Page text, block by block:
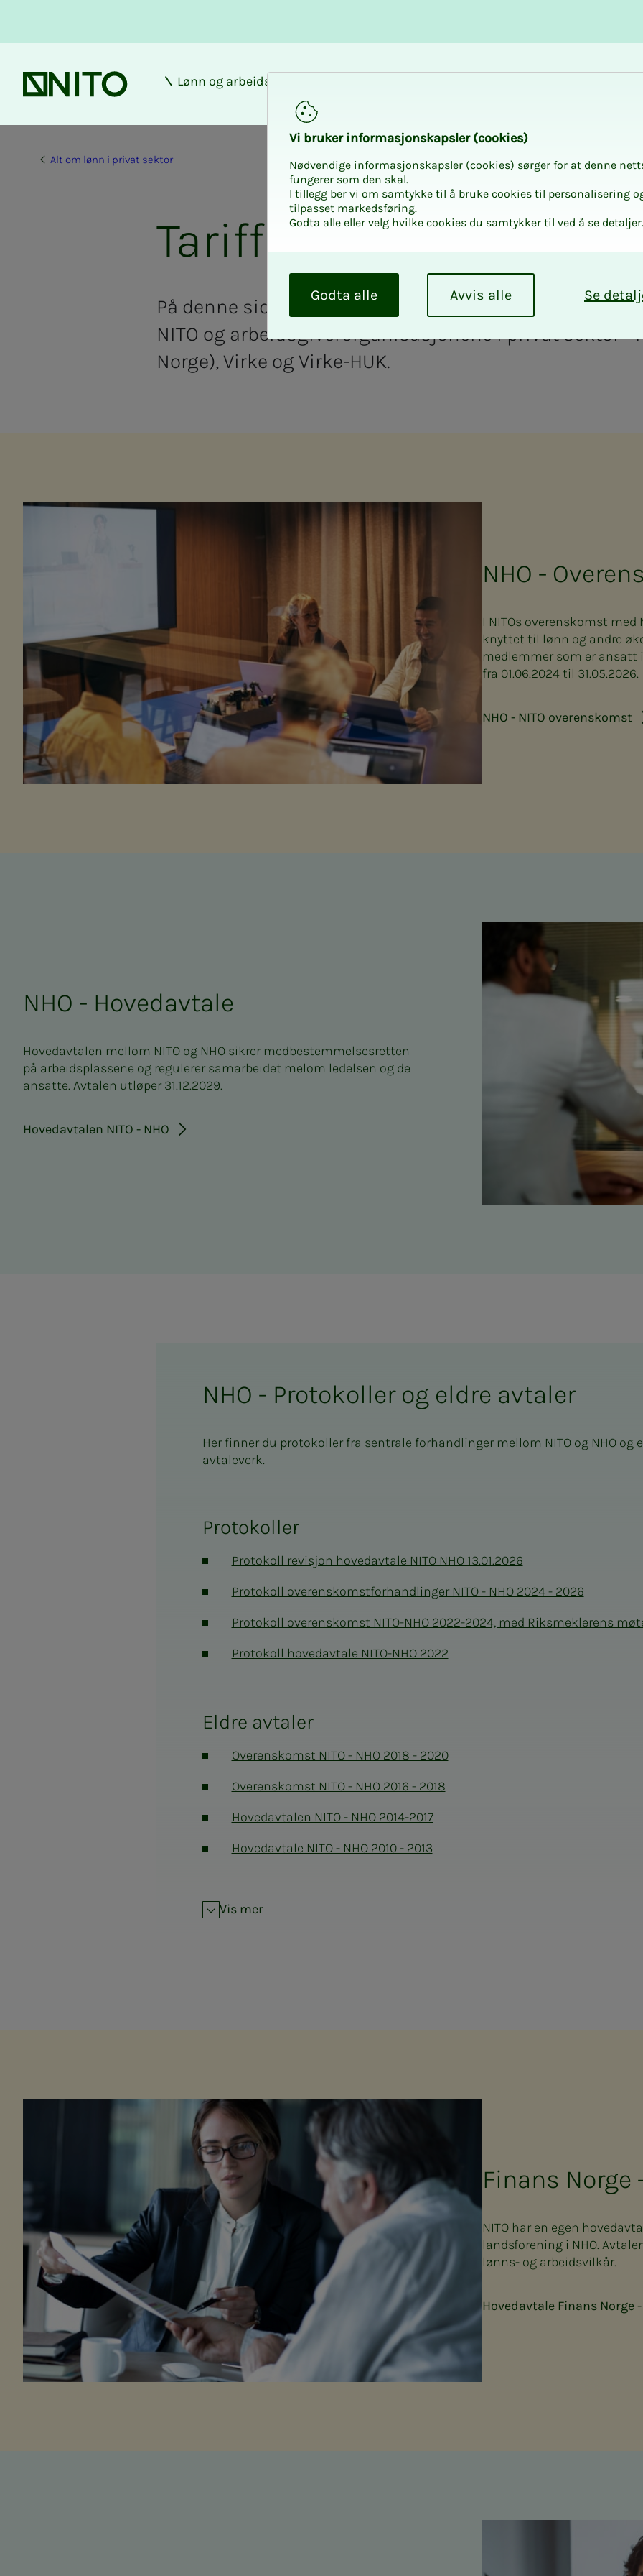
Forsiden
Lønn og arbeidsforhold
Alt om lønn i privat sektor
Tariffavtaler i privat
På denne siden vil du finne alle hovedavtaler og
NITO og arbeidsgiverorganisasjonene i privat sektor -
Norge), Virke og Virke-HUK.
NHO -
I NITOs overenskomst
knyttet til lønn og andre
medlemmer som er ansatt
fra 01.06.2024 til 31.05.2026.
NHO - NITO overenskomst
NHO - Hovedavtale
Hovedavtalen mellom NITO og NHO sikrer medbestemmelsesretten
på arbeidsplassene og regulerer samarbeidet melom ledelsen og de
ansatte. Avtalen utløper 31.12.2029.
Hovedavtalen NITO - NHO
NHO - Protokoller og eldre avtaler
Her finner du protokoller fra sentrale forhandlinger mellom NITO og NHO og
avtaleverk.
Protokoller
Protokoll revisjon hovedavtale NITO NHO 13.01.2026
Protokoll overenskomstforhandlinger NITO - NHO 2024 - 2026
Protokoll overenskomst NITO-NHO 2022-2024, med Riksmeklerens
Protokoll hovedavtale NITO-NHO 2022
Eldre avtaler
Overenskomst NITO - NHO 2018 - 2020
Overenskomst NITO - NHO 2016 - 2018
Hovedavtalen NITO - NHO 2014-2017
Hovedavtale NITO - NHO 2010 - 2013
Vis mer
Finans Norge
NITO har en egen
landsforening i NHO.
lønns- og arbeidsvilkår.
Hovedavtale Finans Norge -
Vi bru­­­ker in­­­for­­­ma­­­sjons­­­kaps­­­­­ler (cookies)
Nødvendige informasjonskapsler (cookies) sørger for at denne
fungerer som den skal.
I tillegg ber vi om samtykke til å bruke cookies til personalisering
tilpasset markedsføring.
Godta alle eller velg hvilke cookies du samtykker til ved å se detaljer.
v
v
i
Se
Avvis alle
Godta alle